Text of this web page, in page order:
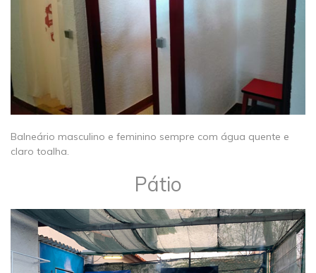
​Balneário masculino e feminino sempre com água quente e
claro toalha.
Pátio